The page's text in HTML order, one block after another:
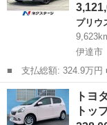
プリウ
伊達市
■ 支払総額: 324.9万円 ■ 車両本体価格： 3,121,000 円 ■ メーカ
ー名： トヨタ ■ 車
８型ディスプレイオ
突軽減装...
福島 伊達市 プ
トヨ
トッ